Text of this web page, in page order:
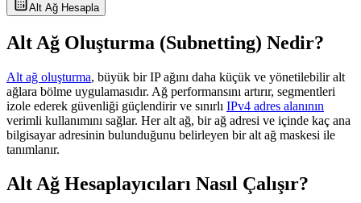
Alt Ağ Hesapla
Alt Ağ Oluşturma (Subnetting) Nedir?
Alt ağ oluşturma, büyük bir IP ağını daha küçük ve yönetilebilir alt
ağlara bölme uygulamasıdır. Ağ performansını artırır, segmentleri
izole ederek güvenliği güçlendirir ve sınırlı IPv4 adres alanının
verimli kullanımını sağlar. Her alt ağ, bir ağ adresi ve içinde kaç ana
bilgisayar adresinin bulunduğunu belirleyen bir alt ağ maskesi ile
tanımlanır.
Alt Ağ Hesaplayıcıları Nasıl Çalışır?